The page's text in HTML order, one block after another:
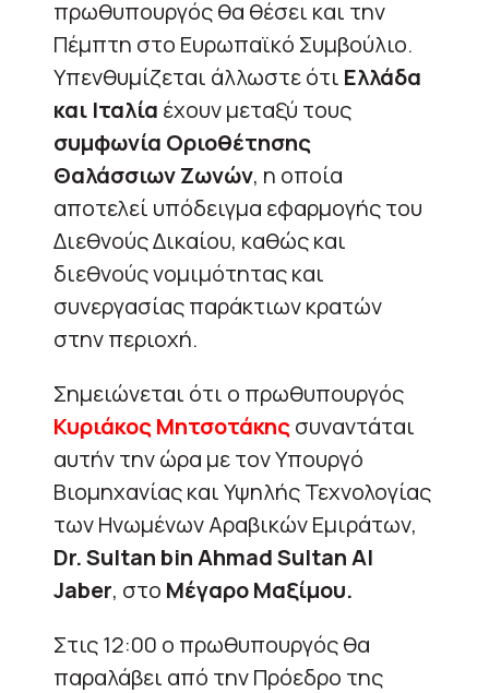
πρωθυπουργός θα θέσει και την
Πέμπτη στο Ευρωπαϊκό Συμβούλιο.
Υπενθυμίζεται άλλωστε ότι Ελλάδα
και Ιταλία έχουν μεταξύ τους
συμφωνία Οριοθέτησης
Θαλάσσιων Ζωνών, η οποία
αποτελεί υπόδειγμα εφαρμογής του
Διεθνούς Δικαίου, καθώς και
διεθνούς νομιμότητας και
συνεργασίας παράκτιων κρατών
στην περιοχή.
Σημειώνεται ότι ο πρωθυπουργός
Κυριάκος Μητσοτάκηςσυναντάται
αυτήν την ώρα με τον Υπουργό
Βιομηχανίας και Υψηλής Τεχνολογίας
των Ηνωμένων Αραβικών Εμιράτων,
Dr. Sultan bin Ahmad Sultan Al
Jaber, στο Μέγαρο Μαξίμου.
Στις 12:00 ο πρωθυπουργός θα
παραλάβει από την Πρόεδρο της